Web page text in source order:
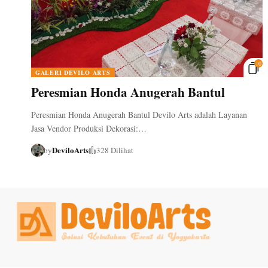
10
GALERI DEVILO ARTS
Peresmian Honda Anugerah Bantul
Peresmian Honda Anugerah Bantul Devilo Arts adalah Layanan
Jasa Vendor Produksi Dekorasi:…
byDeviloArts 328 Dilihat